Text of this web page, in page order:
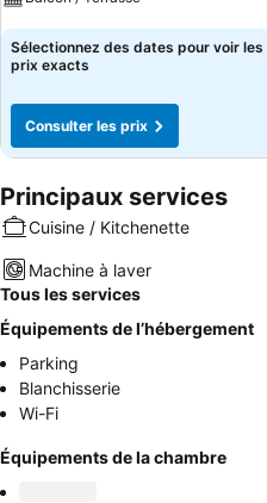
Consulter les prix
Sélectionnez des dates pour voir les
prix exacts
Consulter les prix
Principaux services
Cuisine / Kitchenette
Machine à laver
Tous les services
Équipements de l’hébergement
Parking
Blanchisserie
Wi-Fi
Équipements de la chambre